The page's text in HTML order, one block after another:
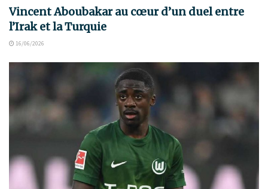
Vincent Aboubakar au cœur d’un duel entre
l’Irak et la Turquie
16/06/2026